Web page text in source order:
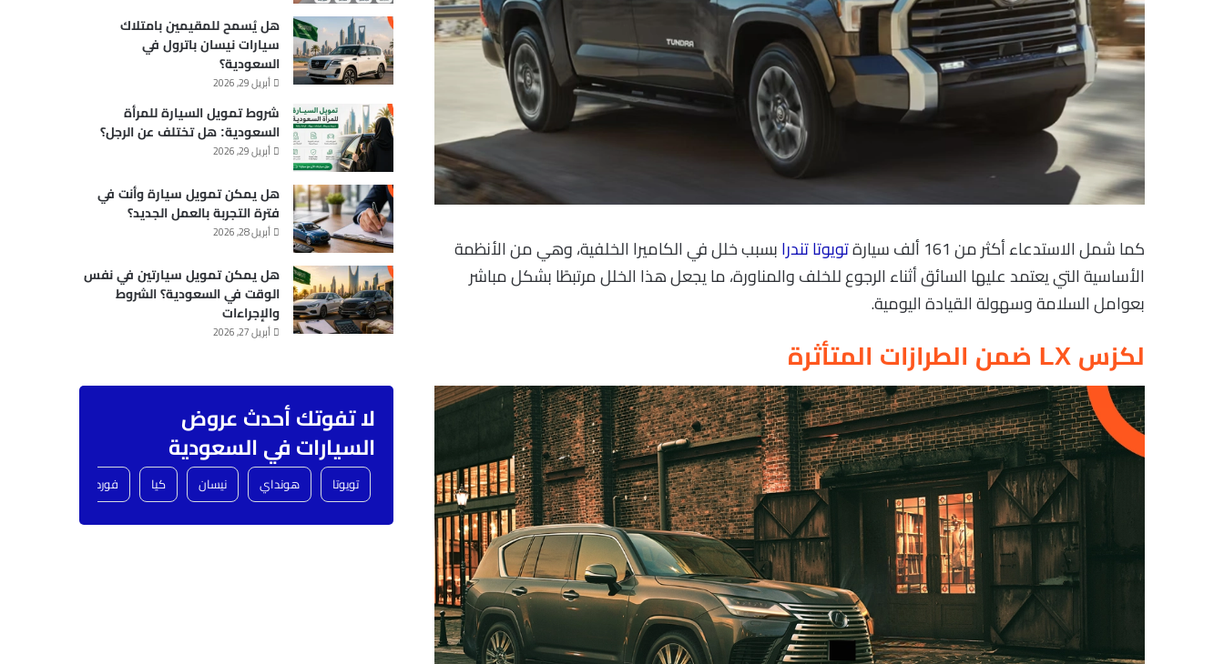
كما شمل الاستدعاء أكثر من 161 ألف سيارة تويوتا تندرابسبب خلل في الكاميرا الخلفية، وهي من الأنظمة
الأساسية التي يعتمد عليها السائق أثناء الرجوع للخلف والمناورة، ما يجعل هذا الخلل مرتبطًا بشكل مباشر
بعوامل السلامة وسهولة القيادة اليومية.
لكزس LX ضمن الطرازات المتأثرة
هل يُسمح للمقيمين بامتلاك
سيارات نيسان باترول في
السعودية؟
أبريل 29, 2026
شروط تمويل السيارة للمرأة
السعودية: هل تختلف عن الرجل؟
أبريل 29, 2026
هل يمكن تمويل سيارة وأنت في
فترة التجربة بالعمل الجديد؟
أبريل 28, 2026
هل يمكن تمويل سيارتين في نفس
الوقت في السعودية؟ الشروط
والإجراءات
أبريل 27, 2026
لا تفوتك أحدث عروض
السيارات في السعودية
تويوتا هونداي نيسان كيا فورد